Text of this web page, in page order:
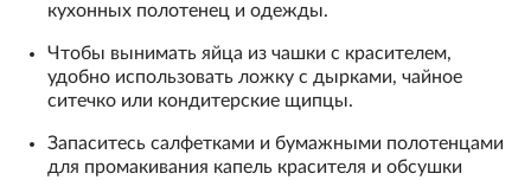
кухонных полотенец и одежды.
Чтобы вынимать яйца из чашки с красителем,
удобно использовать ложку с дырками, чайное
ситечко или кондитерские щипцы.
Запаситесь салфетками и бумажными полотенцами
для промакивания капель красителя и обсушки